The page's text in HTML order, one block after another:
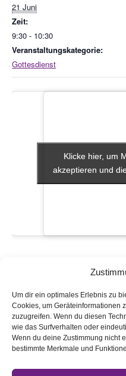
Um dir ein optimales Erlebnis zu
Cookies, um Geräteinformationen
zuzugreifen. Wenn du diesen
wie das Surfverhalten oder
Wenn du deine Zustimmung nicht
bestimmte Merkmale und
21 Juni
Zeit:
9:30 - 10:30
Veranstaltungskategorie:
Gottesdienst
Kreuzkirche Neuoelsnitz
An d. Alten Schule 18,
Oelsnitz/Erzgebirge, 09376
Klicke hier, um
akzeptieren und
Klicke hier, um
akzeptieren und
Musikalisches Picknick mit
Neuwürschnitz und dem